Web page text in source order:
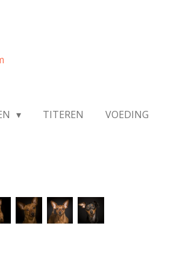
TITEREN
VOEDING